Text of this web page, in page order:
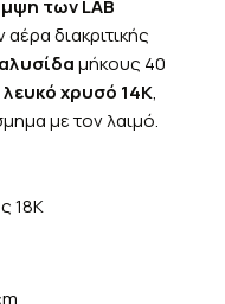
των LAB
διακριτικής
μήκους 40
λευκό χρυσό 14K,
με τον λαιμό.
18K